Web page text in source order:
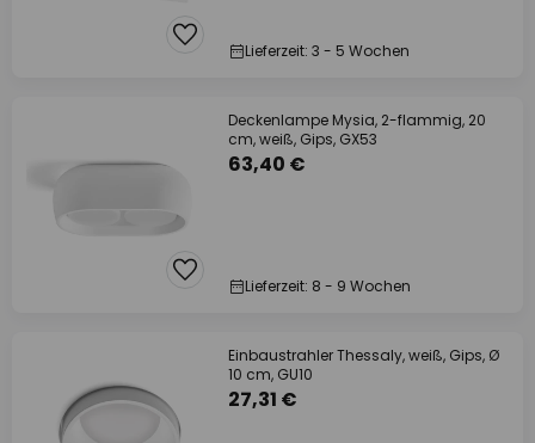
Lieferzeit: 3 - 5 Wochen
Deckenlampe Mysia, 2-flammig, 20
cm, weiß, Gips, GX53
63,40 €
Lieferzeit: 8 - 9 Wochen
Einbaustrahler Thessaly, weiß, Gips, Ø
10 cm, GU10
27,31 €